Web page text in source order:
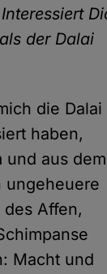
der Dalai
die Dalai
haben,
aus dem
ungeheuere
Affen,
Macht und